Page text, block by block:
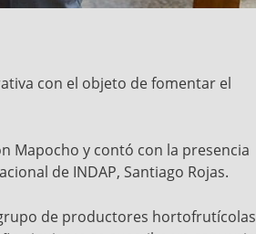
con el objeto de fomentar el
Mapocho y contó con la presencia
de INDAP, Santiago Rojas.
de productores hortofrutícolas